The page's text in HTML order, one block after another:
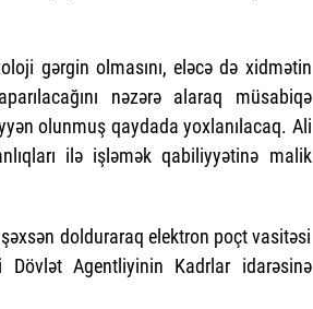
gərgin olmasını, eləcə də xidmətin
nəzərə alaraq müsabiqə
olunmuş qaydada yoxlanılacaq. Ali
ilə işləmək qabiliyyətinə malik
dolduraraq elektron poçt vasitəsi
Agentliyinin Kadrlar idarəsinə